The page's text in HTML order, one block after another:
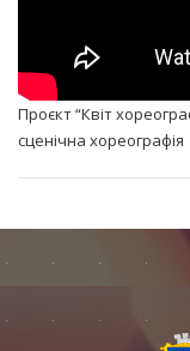
Проєкт “Квіт
сценічна хореографія